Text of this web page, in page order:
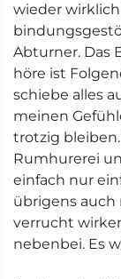
wieder
Abturner. Das
höre ist
schiebe alles
meinen
trotzig
Rumhurerei
einfach nur
übrigens
verrucht
nebenbei. Es